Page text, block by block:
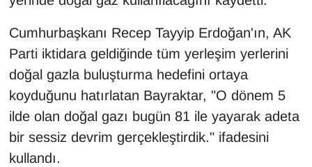
Cumhurbaşkanı Recep Tayyip Erdoğan'ın, AK
Parti iktidara geldiğinde tüm yerleşim yerlerini
doğal gazla buluşturma hedefini ortaya
koyduğunu hatırlatan Bayraktar, "O dönem 5
ilde olan doğal gazı bugün 81 ile yayarak adeta
bir sessiz devrim gerçekleştirdik." ifadesini
kullandı.
MAGAZİN
MEDYA
ONE EKONOMİ
POLİTİKA
Resmi İlanlar